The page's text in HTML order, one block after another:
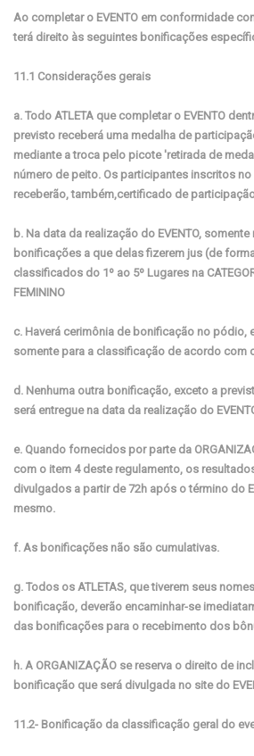
Ao completar o EVENTO em conformidade
terá direito às seguintes bonificações
11.1 Considerações gerais
a. Todo ATLETA que completar o EVENTO
previsto receberá uma medalha de
mediante a troca pelo picote 'retirada de
número de peito. Os participantes inscritos no
receberão, também,certificado de
b. Na data da realização do EVENTO,
bonificações a que delas fizerem jus (de
classificados do 1º ao 5º Lugares na
FEMININO
c. Haverá cerimônia de bonificação no pódio,
somente para a classificação de acordo com
d. Nenhuma outra bonificação, exceto a
será entregue na data da realização do
e. Quando fornecidos por parte da
com o item 4 deste regulamento, os
divulgados a partir de 72h após o término do
mesmo.
f. As bonificações não são cumulativas.
g. Todos os ATLETAS, que tiverem seus
bonificação, deverão encaminhar-se
das bonificações para o recebimento dos
h. A ORGANIZAÇÃO se reserva o direito de
bonificação que será divulgada no site do
11.2- Bonificação da classificação geral do